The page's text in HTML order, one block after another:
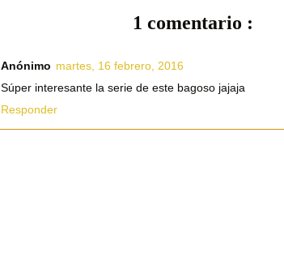
1 comentario :
Anónimo martes, 16 febrero, 2016
Súper interesante la serie de este bagoso jajaja
Responder